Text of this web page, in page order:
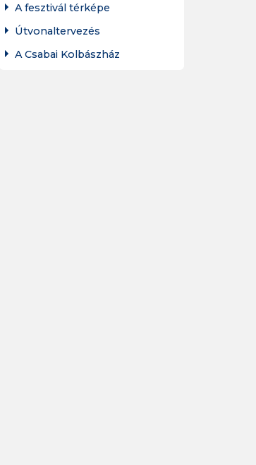
A fesztivál térképe
Útvonaltervezés
A Csabai Kolbászház